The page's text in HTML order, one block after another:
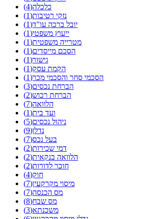
כלכלה(4)
נזקי רטיבות(1)
יובל ברכה עו"ד(1)
ייעוץ משפטי(1)
מטרייה משפטית(1)
הסכם מייסדים(1)
גישור(1)
הקמת עסק(1)
הסכמי סחר והסכמי מכר(1)
הברחת נכסים(3)
הברחת רכוש(2)
הלוואה(7)
ועד בית(1)
ניהול נכסים(5)
נדלן(9)
בעל נכס(7)
דמי שכירות(2)
הלוואה בנקאית(2)
חוכר לדורות(2)
חוק(4)
מיסוי מקרקעין(7)
מס הכנסה(7)
מס שבח(8)
משכנתא(3)